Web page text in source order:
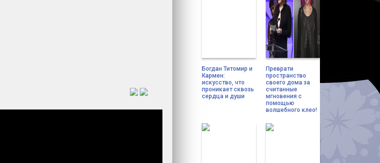
Богдан Титомир и
Кармен:
искусство, что
проникает сквозь
сердца и души
Преврати
пространство
своего дома за
считанные
мгновения с
помощью
волшебного клео!